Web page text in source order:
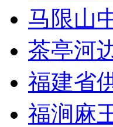
马限山
茶亭河
福建省
福涧麻